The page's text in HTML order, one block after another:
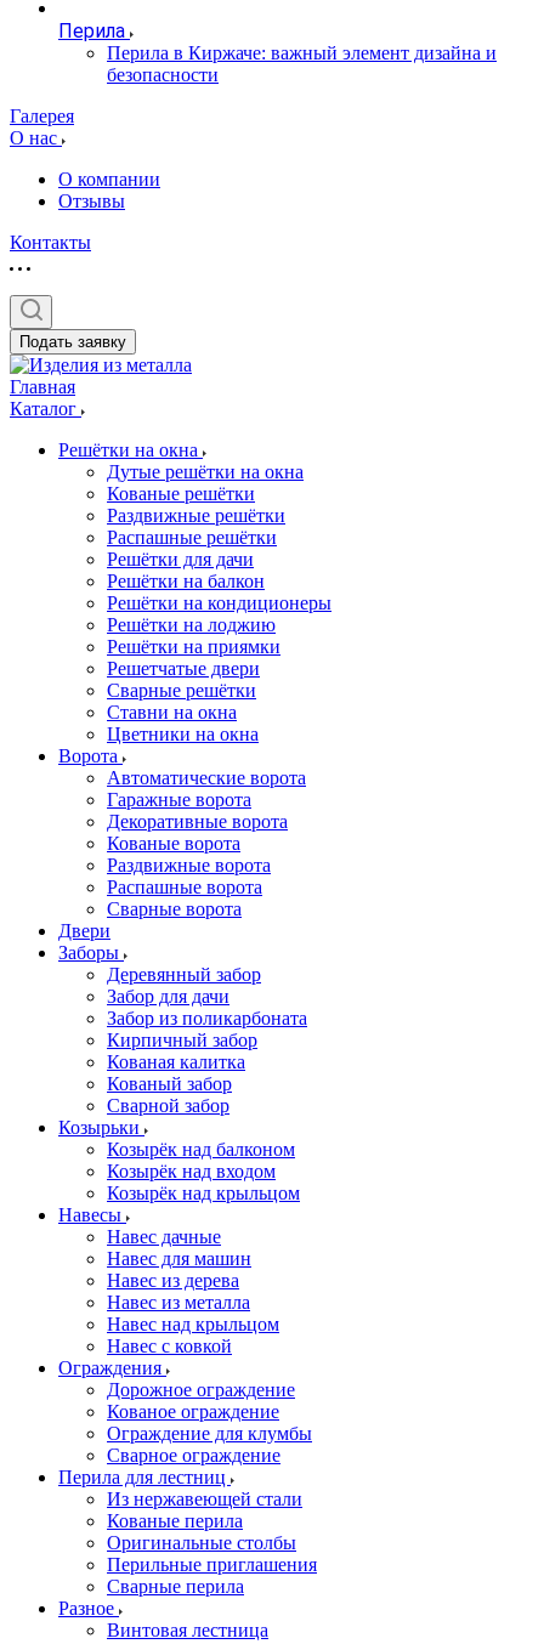
Перила
Перила в Киржаче: важный элемент дизайна и
безопасности
Галерея
О нас
О компании
Отзывы
Контакты
Подать заявку
Главная
Каталог
Решётки на окна
Дутые решётки на окна
Кованые решётки
Раздвижные решётки
Распашные решётки
Решётки для дачи
Решётки на балкон
Решётки на кондиционеры
Решётки на лоджию
Решётки на приямки
Решетчатые двери
Сварные решётки
Ставни на окна
Цветники на окна
Ворота
Автоматические ворота
Гаражные ворота
Декоративные ворота
Кованые ворота
Раздвижные ворота
Распашные ворота
Сварные ворота
Двери
Заборы
Деревянный забор
Забор для дачи
Забор из поликарбоната
Кирпичный забор
Кованая калитка
Кованый забор
Сварной забор
Козырьки
Козырёк над балконом
Козырёк над входом
Козырёк над крыльцом
Навесы
Навес дачные
Навес для машин
Навес из дерева
Навес из металла
Навес над крыльцом
Навес с ковкой
Ограждения
Дорожное ограждение
Кованое ограждение
Ограждение для клумбы
Сварное ограждение
Перила для лестниц
Из нержавеющей стали
Кованые перила
Оригинальные столбы
Перильные приглашения
Сварные перила
Разное
Винтовая лестница